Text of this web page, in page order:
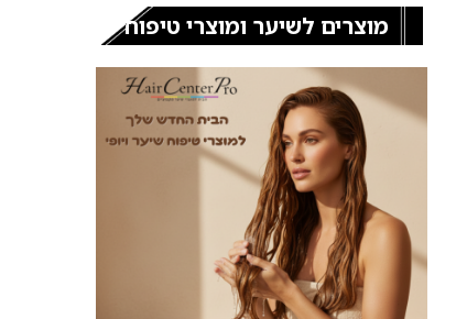
Google AI ומנועי הבינה
המלאכותית המובילים
שיווק דיגיטלי לעסקים
OPI
מבית מלאכה קטן
לאימפריית יופי: לזכרו של
גדעון כהן – “גדעון
קוסמטיקס”
מוצרים לשיער ומוצרי טיפוח